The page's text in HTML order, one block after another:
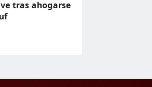
tras ahogarse